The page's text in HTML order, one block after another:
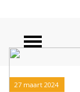
27 maart 2024